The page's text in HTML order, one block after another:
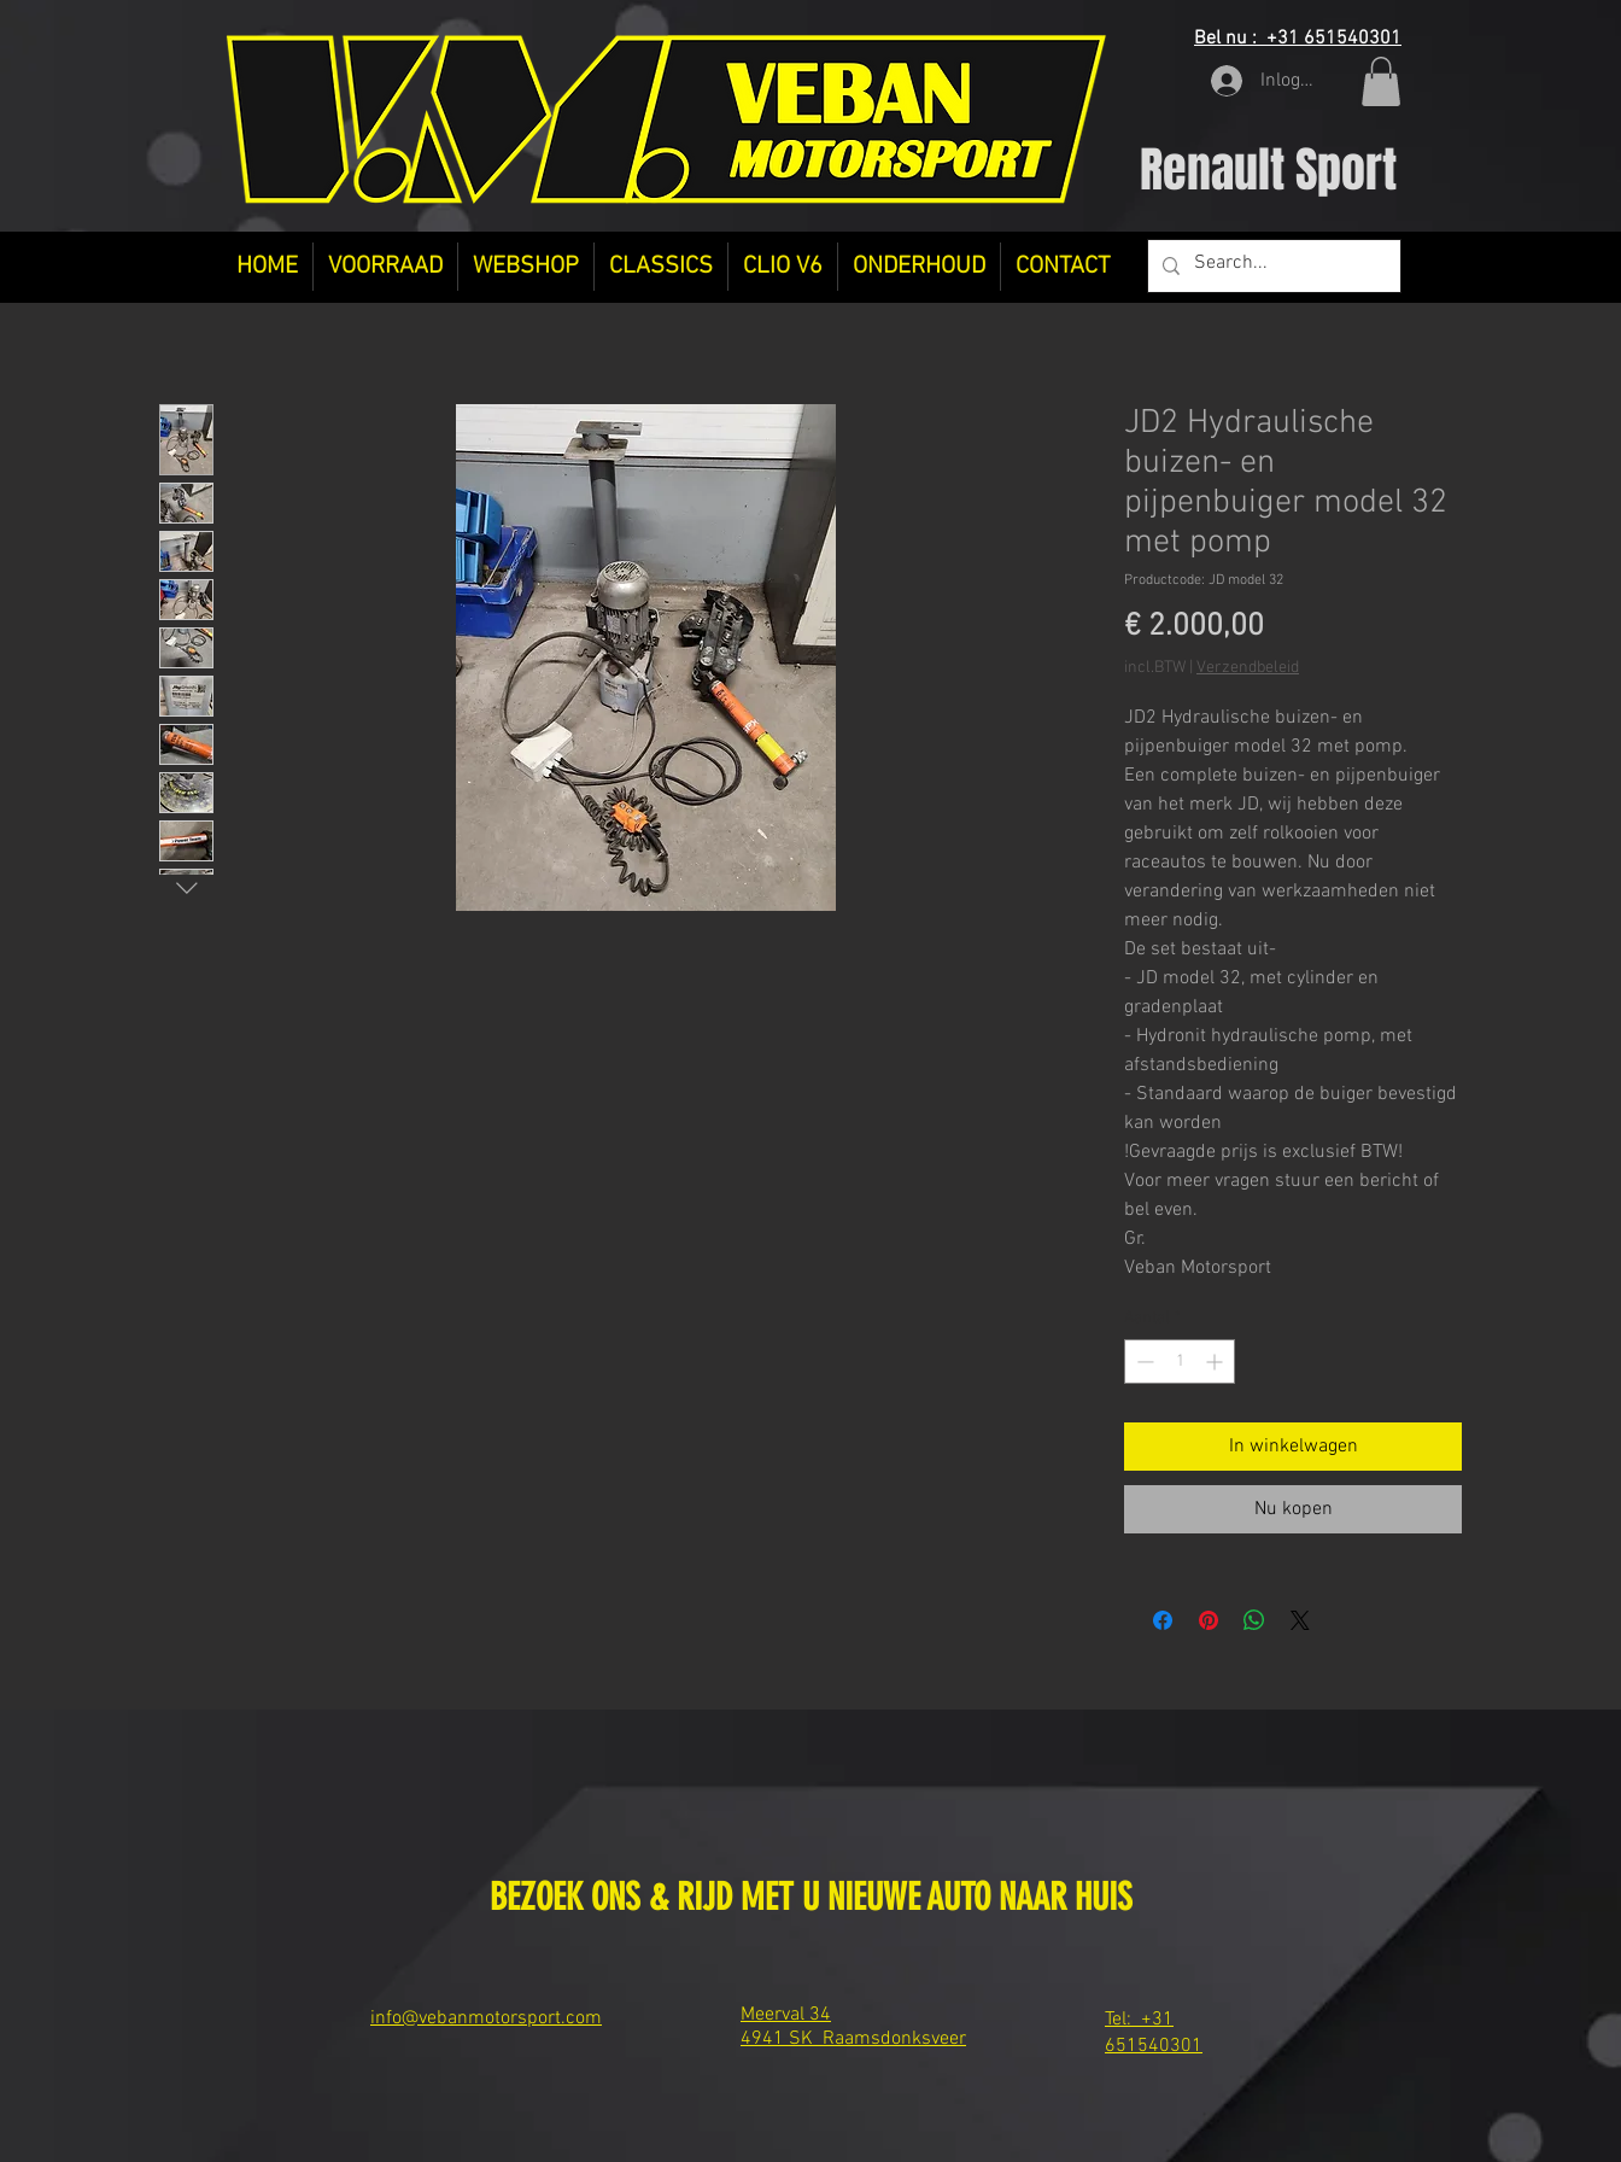
Bel nu : +31 651540301
Inloggen
Renault Sport
JD2 Hydraulische
buizen- en
pijpenbuiger model 32
met pomp
Productcode: JD model 32
€ 2.000,00
incl.BTW Verzendbeleid
JD2 Hydraulische buizen- en
pijpenbuiger model 32 met pomp.
Een complete buizen- en pijpenbuiger
van het merk JD, wij hebben deze
gebruikt om zelf rolkooien voor
raceautos te bouwen. Nu door
verandering van werkzaamheden niet
meer nodig.
De set bestaat uit-
- JD model 32, met cylinder en
gradenplaat
- Hydronit hydraulische pomp, met
afstandsbediening
- Standaard waarop de buiger bevestigd
kan worden
!Gevraagde prijs is exclusief BTW!
Voor meer vragen stuur een bericht of
bel even.
Gr.
Veban Motorsport
In winkelwagen
Nu kopen
HOME VOORRAAD WEBSHOP CLASSICS CLIO V6 ONDERHOUD CONTACT
BEZOEK ONS & RIJD MET U NIEUWE AUTO NAAR HUIS
info@vebanmotorsport.com
Meerval 34
4941 SK Raamsdonksveer
Tel: +31
651540301